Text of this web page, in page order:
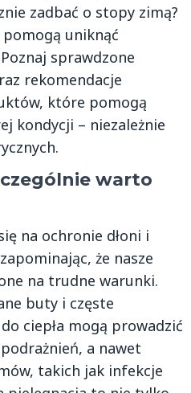
zadbać o stopy zimą?
uniknąć
sprawdzone
rekomendacje
które pomogą
kondycji – niezależnie
warto
na ochronie dłoni i
że nasze
na trudne warunki.
buty i częste
ciepła mogą prowadzić
a nawet
takich jak infekcje